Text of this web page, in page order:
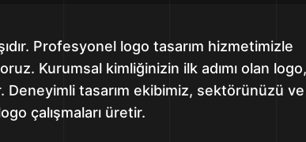
Profesyonel logo tasarım hizmetimizle
Kurumsal kimliğinizin ilk adımı olan logo,
Deneyimli tasarım ekibimiz, sektörünüzü ve
çalışmaları üretir.